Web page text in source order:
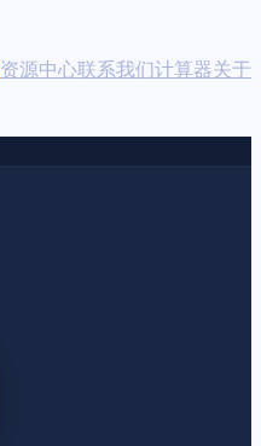
资源中心联系我们计算器关于